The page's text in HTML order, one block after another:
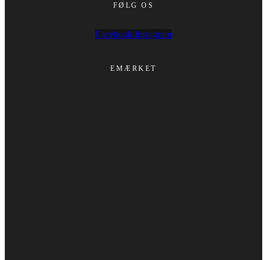
FØLG OS
Facebook Instagram
EMÆRKET